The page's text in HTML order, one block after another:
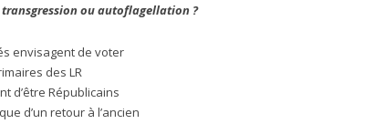
transgression ou autoflagellation ?
envisagent de voter
des LR
d’être Républicains
d’un retour à l’ancien